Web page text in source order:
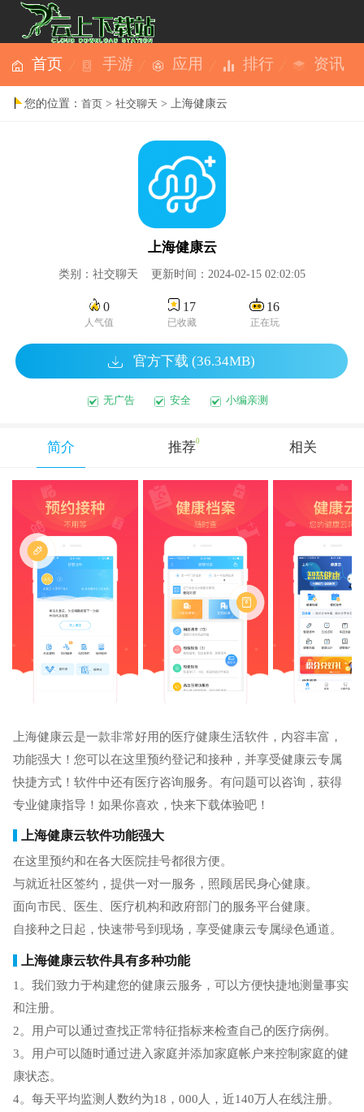
首页 手游 应用 排行 资讯
您的位置：首页 >社交聊天 > 上海健康云
上海健康云
类别：社交聊天 更新时间：2024-02-15 02:02:05
0
人气值
17
已收藏
16
正在玩
官方下载 (36.34MB)
无广告 安全 小编亲测
简介 推荐0 相关
上海健康云是一款非常好用的医疗健康生活软件，内容丰富，
功能强大！您可以在这里预约登记和接种，并享受健康云专属
快捷方式！软件中还有医疗咨询服务。有问题可以咨询，获得
专业健康指导！如果你喜欢，快来下载体验吧！
上海健康云软件功能强大
在这里预约和在各大医院挂号都很方便。
与就近社区签约，提供一对一服务，照顾居民身心健康。
面向市民、医生、医疗机构和政府部门的服务平台健康。
自接种之日起，快速带号到现场，享受健康云专属绿色通道。
上海健康云软件具有多种功能
1。我们致力于构建您的健康云服务，可以方便快捷地测量事实
和注册。
2。用户可以通过查找正常特征指标来检查自己的医疗病例。
3。用户可以随时通过进入家庭并添加家庭帐户来控制家庭的健
康状态。
4。每天平均监测人数约为18，000人，近140万人在线注册。